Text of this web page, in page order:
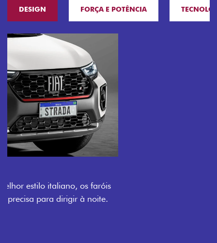
DESIGN FORÇA E POTÊNCIA
PORTAS
Todo mundo pode viajar confortável na Fiat Strada,